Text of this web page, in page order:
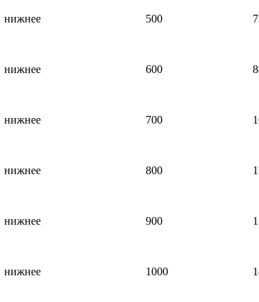
нижнее 500
нижнее 600
нижнее 700
нижнее 800
нижнее 900
нижнее 1000